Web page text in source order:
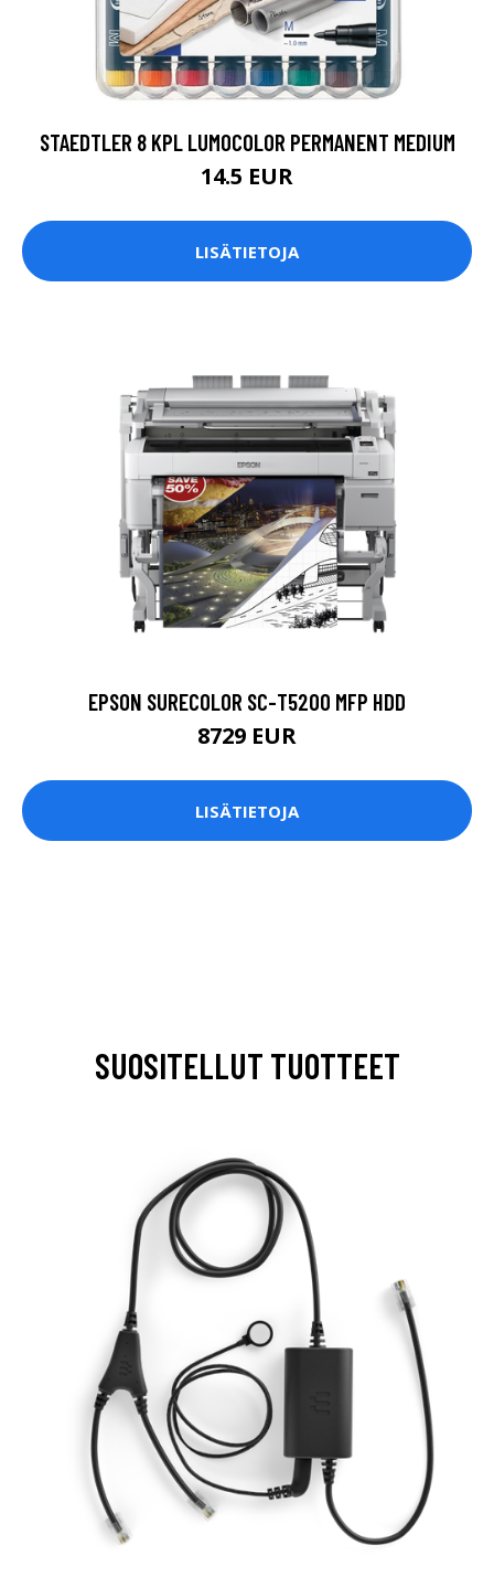
STAEDTLER 8 KPL LUMOCOLOR PERMANENT MEDIUM
14.5 EUR
LISÄTIETOJA
EPSON SURECOLOR SC-T5200 MFP HDD
8729 EUR
LISÄTIETOJA
SUOSITELLUT TUOTTEET